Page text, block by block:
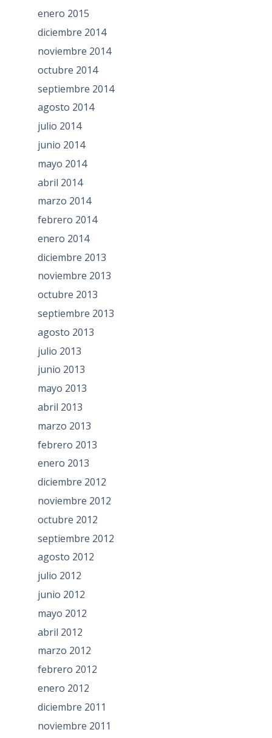
enero 2015
diciembre 2014
noviembre 2014
octubre 2014
septiembre 2014
agosto 2014
julio 2014
junio 2014
mayo 2014
abril 2014
marzo 2014
febrero 2014
enero 2014
diciembre 2013
noviembre 2013
octubre 2013
septiembre 2013
agosto 2013
julio 2013
junio 2013
mayo 2013
abril 2013
marzo 2013
febrero 2013
enero 2013
diciembre 2012
noviembre 2012
octubre 2012
septiembre 2012
agosto 2012
julio 2012
junio 2012
mayo 2012
abril 2012
marzo 2012
febrero 2012
enero 2012
diciembre 2011
noviembre 2011